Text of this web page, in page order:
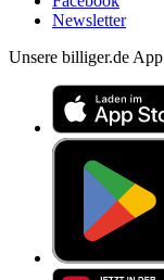
Newsletter
Unsere billiger.de App